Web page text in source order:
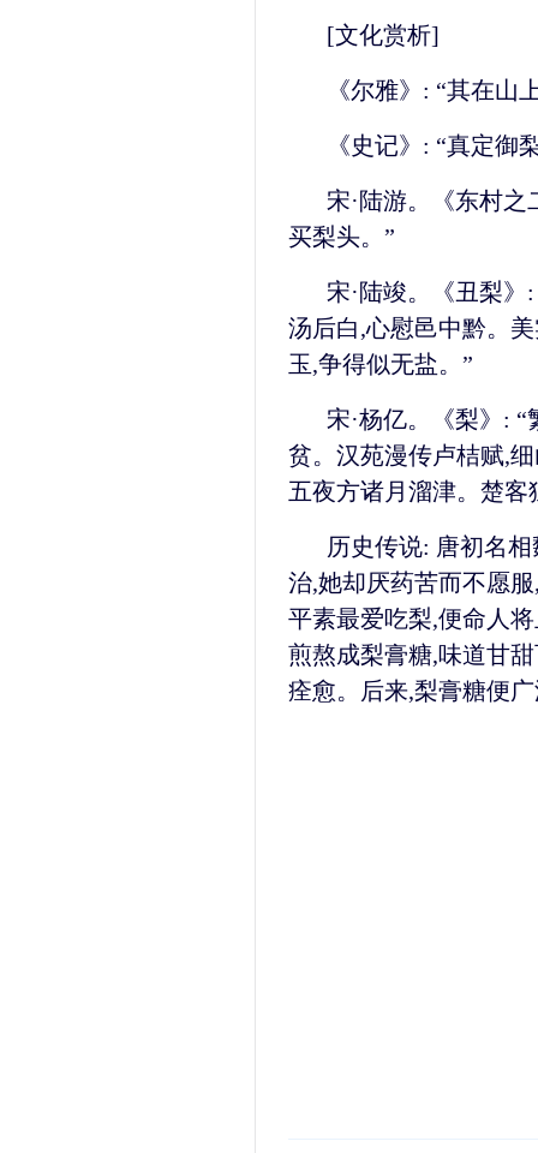
[文化赏析]
《尔雅》: “其在山
《史记》: “真定御
宋·陆游。《东村
买梨头。”
宋·陆竣。《丑梨
汤后白,心慰邑中黔。
玉,争得似无盐。”
宋·杨亿。《梨》:
贫。汉苑漫传卢桔赋,
五夜方诸月溜津。楚客
历史传说: 唐初名
治,她却厌药苦而不愿
平素最爱吃梨,便命人
煎熬成梨膏糖,味道甘
痊愈。后来,梨膏糖便